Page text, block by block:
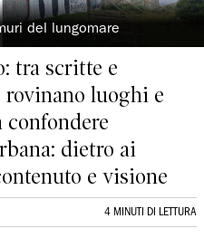
del lungomare
tra scritte e
luoghi e
confondere
dietro ai
e visione
4 MINUTI DI LETTURA